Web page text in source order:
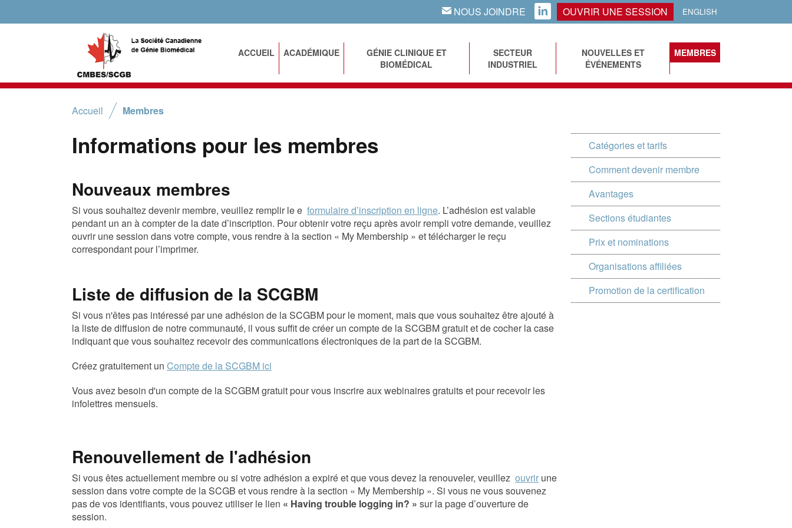
EMAIL NOUS JOINDRE LINKEDIN OUVRIR UNE SESSION ENGLISH
ACCUEIL ACADÉMIQUE
GÉNIE CLINIQUE ET
BIOMÉDICAL
SECTEUR
INDUSTRIEL
NOUVELLES ET
ÉVÉNEMENTS
MEMBRES
Accueil Membres
Informations pour les membres
Nouveaux membres
Si vous souhaitez devenir membre, veuillez remplir le e formulaire d’inscription en ligne. L’adhésion est valable
pendant un an à compter de la date d’inscription. Pour obtenir votre reçu après avoir rempli votre demande, veuillez
ouvrir une session dans votre compte, vous rendre à la section « My Membership » et télécharger le reçu
correspondant pour l’imprimer.
Liste de diffusion de la SCGBM
Si vous n'êtes pas intéressé par une adhésion de la SCGBM pour le moment, mais que vous souhaitez être ajouté à
la liste de diffusion de notre communauté, il vous suffit de créer un compte de la SCGBM gratuit et de cocher la case
indiquant que vous souhaitez recevoir des communications électroniques de la part de la SCGBM.
Créez gratuitement un Compte de la SCGBM ici
Vous avez besoin d'un compte de la SCGBM gratuit pour vous inscrire aux webinaires gratuits et pour recevoir les
infolettres mensuels.
Renouvellement de l'adhésion
Si vous êtes actuellement membre ou si votre adhésion a expiré et que vous devez la renouveler, veuillez ouvrir une
session dans votre compte de la SCGB et vous rendre à la section « My Membership ». Si vous ne vous souvenez
pas de vos identifiants, vous pouvez utiliser le lien « Having trouble logging in? » sur la page d’ouverture de
session.
Catégories et tarifs
Comment devenir membre
Avantages
Sections étudiantes
Prix et nominations
Organisations affiliées
Promotion de la certification